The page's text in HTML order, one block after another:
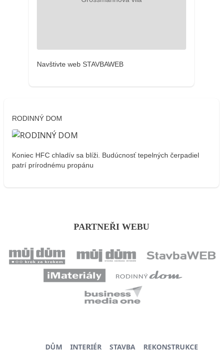
Navštivte web STAVBAWEB
RODINNÝ DOM
Koniec HFC chladív sa blíži. Budúcnosť tepelných čerpadiel
patrí prírodnému propánu
PARTNEŘI WEBU
DŮM INTERIÉR STAVBA
REKONSTRUKCE